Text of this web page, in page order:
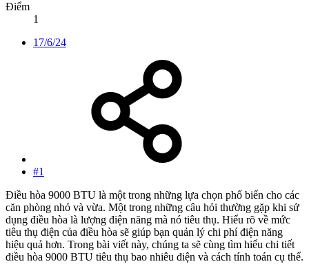
Điểm
1
17/6/24
#1
Điều hòa 9000 BTU là một trong những lựa chọn phổ biến cho các
căn phòng nhỏ và vừa. Một trong những câu hỏi thường gặp khi sử
dụng điều hòa là lượng điện năng mà nó tiêu thụ. Hiểu rõ về mức
tiêu thụ điện của điều hòa sẽ giúp bạn quản lý chi phí điện năng
hiệu quả hơn. Trong bài viết này, chúng ta sẽ cùng tìm hiểu chi tiết
điều hòa 9000 BTU tiêu thụ bao nhiêu điện và cách tính toán cụ thể.